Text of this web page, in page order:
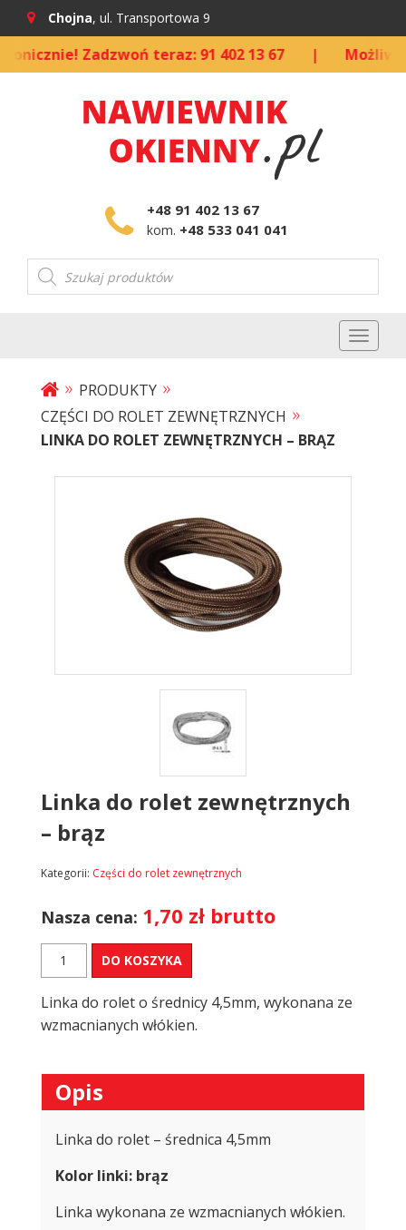
Chojna, ul. Transportowa 9
Zadzwoń teraz: 91 402 13 67 | Możliwość
+48 91 402 13 67
kom. +48 533 041 041
Wyszukiwarka
produktów
Toggle
» PRODUKTY »
CZĘŚCI DO ROLET ZEWNĘTRZNYCH »
LINKA DO ROLET ZEWNĘTRZNYCH – BRĄZ
Linka do rolet zewnętrznych
– brąz
Kategorii: Części do rolet zewnętrznych
Nasza cena: 1,70 zł brutto
Linka
rolet
zewnętrznych
DO KOSZYKA
Linka do rolet o średnicy 4,5mm, wykonana ze
wzmacnianych włókien.
Opis
Linka do rolet – średnica 4,5mm
Kolor linki: brąz
Linka wykonana ze wzmacnianych włókien.